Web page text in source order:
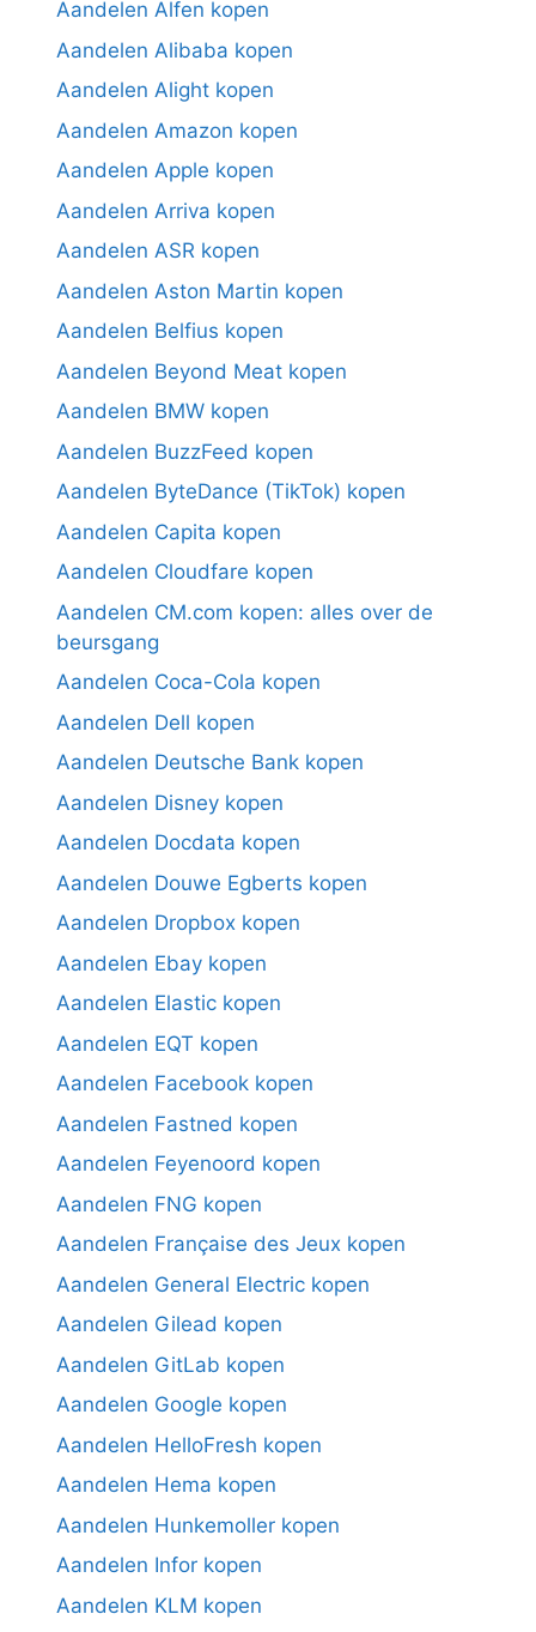
Aandelen Alfen kopen
Aandelen Alibaba kopen
Aandelen Alight kopen
Aandelen Amazon kopen
Aandelen Apple kopen
Aandelen Arriva kopen
Aandelen ASR kopen
Aandelen Aston Martin kopen
Aandelen Belfius kopen
Aandelen Beyond Meat kopen
Aandelen BMW kopen
Aandelen BuzzFeed kopen
Aandelen ByteDance (TikTok) kopen
Aandelen Capita kopen
Aandelen Cloudfare kopen
Aandelen CM.com kopen: alles over de
beursgang
Aandelen Coca-Cola kopen
Aandelen Dell kopen
Aandelen Deutsche Bank kopen
Aandelen Disney kopen
Aandelen Docdata kopen
Aandelen Douwe Egberts kopen
Aandelen Dropbox kopen
Aandelen Ebay kopen
Aandelen Elastic kopen
Aandelen EQT kopen
Aandelen Facebook kopen
Aandelen Fastned kopen
Aandelen Feyenoord kopen
Aandelen FNG kopen
Aandelen Française des Jeux kopen
Aandelen General Electric kopen
Aandelen Gilead kopen
Aandelen GitLab kopen
Aandelen Google kopen
Aandelen HelloFresh kopen
Aandelen Hema kopen
Aandelen Hunkemoller kopen
Aandelen Infor kopen
Aandelen KLM kopen